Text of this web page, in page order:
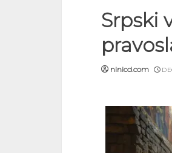
Srpski
ninicd.com